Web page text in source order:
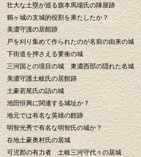
壮大な土塁が巡る旗本馬場氏の陣屋跡
鶴ヶ城の支城的役割を果たしたか？
美濃守護の居館跡
戸を刈り集めて作られたのが名前の由来の城
下街道を押さえる要衝の城
三河国との境目の城 東濃西部の隠れた名城
美濃守護土岐氏の居館跡
土豪若尾氏の詰の城
池田恒興に関連する城址か？
地元では有名な英雄の館跡
明智光秀で有名な明智氏の城か？
在地土豪奥村氏の居城
可児郡の有力者 土岐三河守代々の居城